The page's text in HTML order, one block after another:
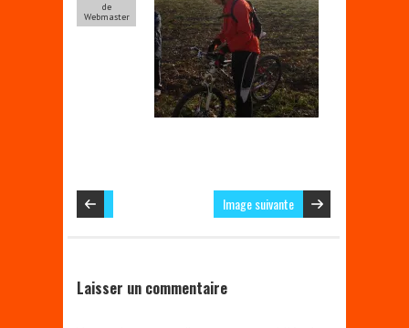
de
Webmaster
Image suivante
Laisser un commentaire